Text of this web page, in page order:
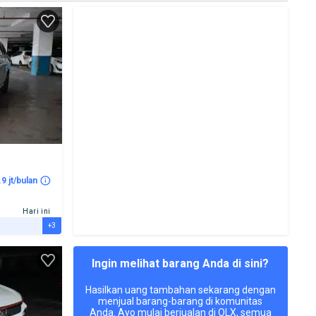
jt/bulan
Hari ini
+3
Ingin melihat barang Anda di sini?
Hasilkan uang tambahan sekarang dengan
menjual barang-barang di komunitas
Anda. Ayo mulai berjualan di OLX, semua